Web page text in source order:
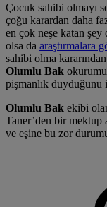
Çocuk sahibi olmayı
çoğu karardan daha
en çok neşe katan
olsa da araştırmalara
sahibi olma
Olumlu Bak
pişmanlık duyduğunu
Olumlu Bak ekibi
Taner’den bir mektup
ve eşine bu zor